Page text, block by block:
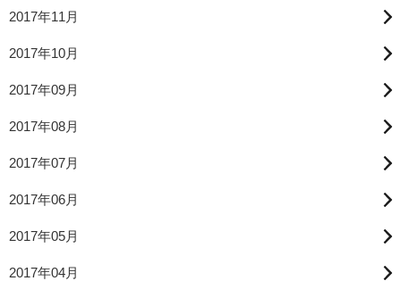
2017年11月
2017年10月
2017年09月
2017年08月
2017年07月
2017年06月
2017年05月
2017年04月